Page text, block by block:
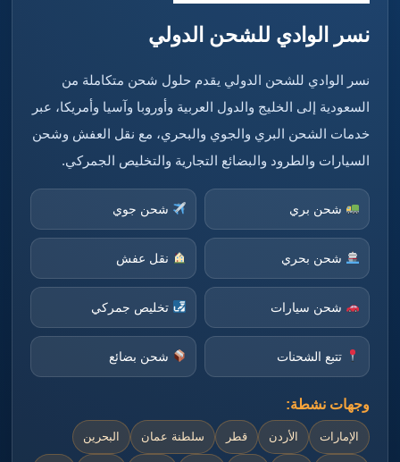
نسر الوادي للشحن الدولي
نسر الوادي للشحن الدولي يقدم حلول شحن متكاملة من
السعودية إلى الخليج والدول العربية وأوروبا وآسيا وأمريكا، عبر
خدمات الشحن البري والجوي والبحري، مع نقل العفش وشحن
السيارات والطرود والبضائع التجارية والتخليص الجمركي.
شحن بري شحن جوي
شحن بحري نقل عفش
شحن سيارات تخليص جمركي
تتبع الشحنات شحن بضائع
وجهات نشطة:
الإمارات الأردن قطر سلطنة عمان البحرين